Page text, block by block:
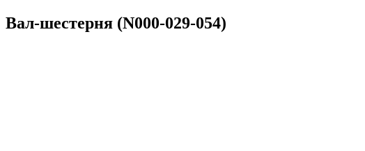
Вал-шестерня (N000-029-054)